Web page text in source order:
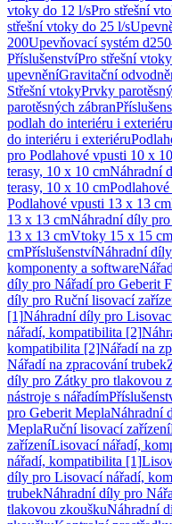
vtoky do 12 l/sPro střešní
střešní vtoky do 25 l/s
200Upevňovací systém
PříslušenstvíPro střešní vtoky
upevněníGravitační
Střešní vtokyPrvky
parotěsných zábran
podlah do interiéru i exteriéru
do interiéru i exteriéru
pro Podlahové vpusti 10 x
terasy, 10 x 10 cmNáhradní
terasy, 10 x 10 cm
Podlahové vpusti 13 x 13 cm
13 x 13 cmNáhradní díly
13 x 13 cmVtoky 15 x 15 cm
cmPříslušenstvíNáhradní
komponenty a software
díly pro Nářadí pro Geberit
díly pro Ruční lisovací
[1]Náhradní díly pro
nářadí, kompatibilita [2]
kompatibilita [2]Nářadí na
Nářadí na zpracování trubek
díly pro Zátky pro tlakovou
nástroje s nářadím
pro Geberit MeplaNáhradní
MeplaRuční lisovací zařízení
zařízeníLisovací nářadí,
nářadí, kompatibilita [1]
díly pro Lisovací nářadí,
trubekNáhradní díly pro
tlakovou zkouškuNáhradní